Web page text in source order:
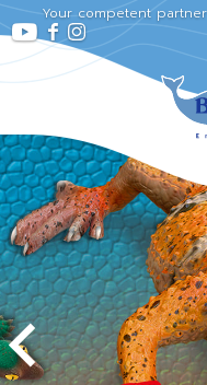
Your competent